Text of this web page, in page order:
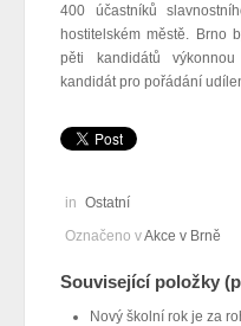
400 účastníků
hostitelském městě. Brno
pěti kandidátů
kandidát pro pořádání
in Ostatní
Označeno vAkce v Brně
Související položky
Nový školní rok je za